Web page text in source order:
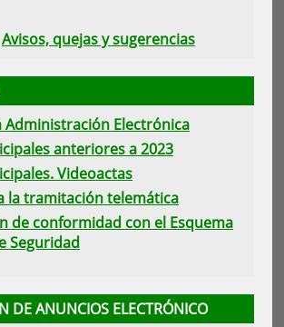
Avisos, quejas y sugerencias
Administración Electrónica
anteriores a 2023
Videoactas
la tramitación telemática
de conformidad con el Esquema
Seguridad
DE ANUNCIOS ELECTRÓNICO